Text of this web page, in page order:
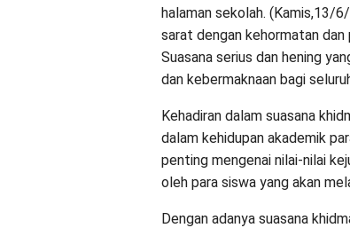
halaman sekolah. (Kamis,13/
sarat dengan kehormatan dan
Suasana serius dan hening
dan kebermaknaan bagi
Kehadiran dalam suasana
dalam kehidupan akademik
penting mengenai nilai-nilai
oleh para siswa yang akan
Dengan adanya suasana